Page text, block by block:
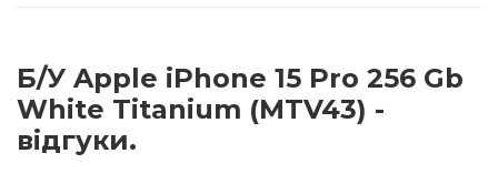
Б/У Apple iPhone 15 Pro 256 Gb
White Titanium (MTV43) -
відгуки.